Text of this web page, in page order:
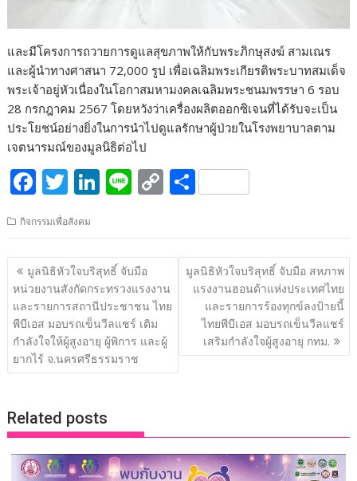
และมีโครงการถวายการดูแลสุขภาพให้กับพระภิกษุสงฆ์ สามเณร
และผู้นำทางศาสนา 72,000 รูป เพื่อเฉลิมพระเกียรติพระบาทสมเด็จ
พระเจ้าอยู่หัวเนื่องในโอกาสมหามงคลเฉลิมพระชนมพรรษา 6 รอบ
28 กรกฎาคม 2567 โดยหวังว่าเครื่องผลิตออกซิเจนที่ได้รับจะเป็น
ประโยชน์อย่างยิ่งในการนำไปดูแลรักษาผู้ป่วยในโรงพยาบาลตาม
เจตนารมณ์ของมูลนิธิต่อไป
F
ac
e
b
o
o
k
T
itt
er
Li
k
e
dI
n
Li
e
C
p
y
Li
n
k
S
ar
e
กิจกรรมเพื่อสังคม
แนะแนว
เรื่อง
มูลนิธิหัวใจบริสุทธิ์ จับมือ
หน่วยงานสังกัดกระทรวงแรงงาน
และรายการสถานีประชาชน ไทย
พีบีเอส มอบรถเข็นวีลแชร์ เติม
กำลังใจให้ผู้สูงอายุ ผู้พิการ และผู้
ยากไร้ จ.นครศรีธรรมราช
มูลนิธิหัวใจบริสุทธิ์ จับมือ สหภาพ
แรงงานฮอนด้าแห่งประเทศไทย
และรายการร้องทุกข์ลงป้ายนี้
ไทยพีบีเอส มอบรถเข็นวีลแชร์
เสริมกำลังใจผู้สูงอายุ กทม.
Related posts